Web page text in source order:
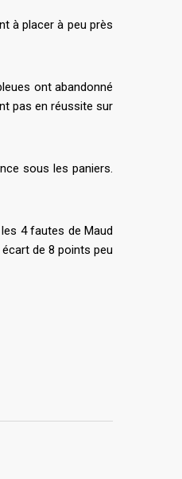
à placer à peu près
ont abandonné
pas en réussite sur
sous les paniers.
4 fautes de Maud
de 8 points peu